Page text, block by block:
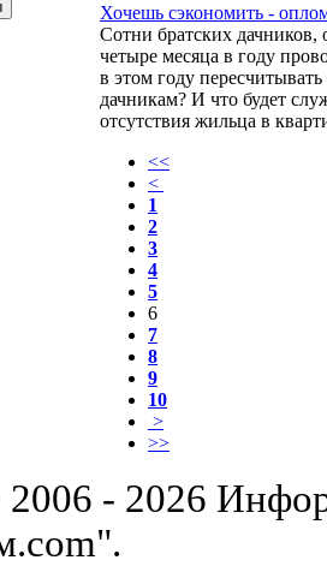
Хочешь сэкономить -
Сотни братских дачников,
четыре месяца в году
в этом году
дачникам? И что будет
отсутствия жильца в
<<
<
1
2
3
4
5
6
7
8
9
10
>
>>
- 2026